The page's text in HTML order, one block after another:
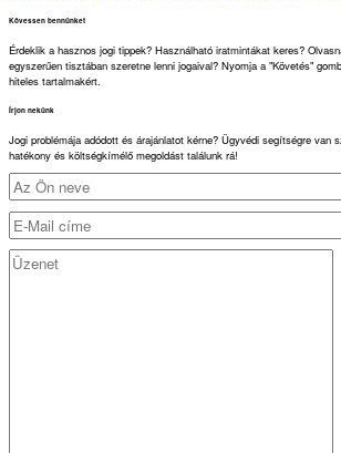
Kövessen bennünket
Érdeklik a hasznos jogi tippek? Használható iratmintákat keres?
egyszerűen tisztában szeretne lenni jogaival? Nyomja a "Követés"
hiteles tartalmakért.
Írjon nekünk
Jogi problémája adódott és árajánlatot kérne? Ügyvédi segítségre van
hatékony és költségkímélő megoldást találunk rá!